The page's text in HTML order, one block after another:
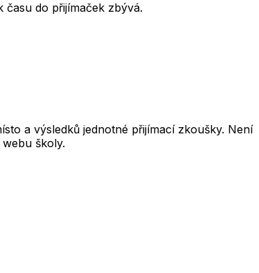
do přijímaček zbývá.
a výsledků jednotné přijímací zkoušky. Není
školy.